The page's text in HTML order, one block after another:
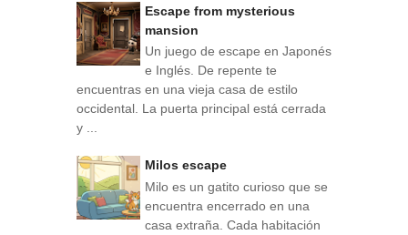
Escape from mysterious
mansion
Un juego de escape en Japonés
e Inglés. De repente te
encuentras en una vieja casa de estilo
occidental. La puerta principal está cerrada
y ...
Milos escape
Milo es un gatito curioso que se
encuentra encerrado en una
casa extraña. Cada habitación